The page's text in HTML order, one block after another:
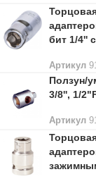
бит 1/4''
Артикул
Ползун/
3/8'', 1/
Артикул